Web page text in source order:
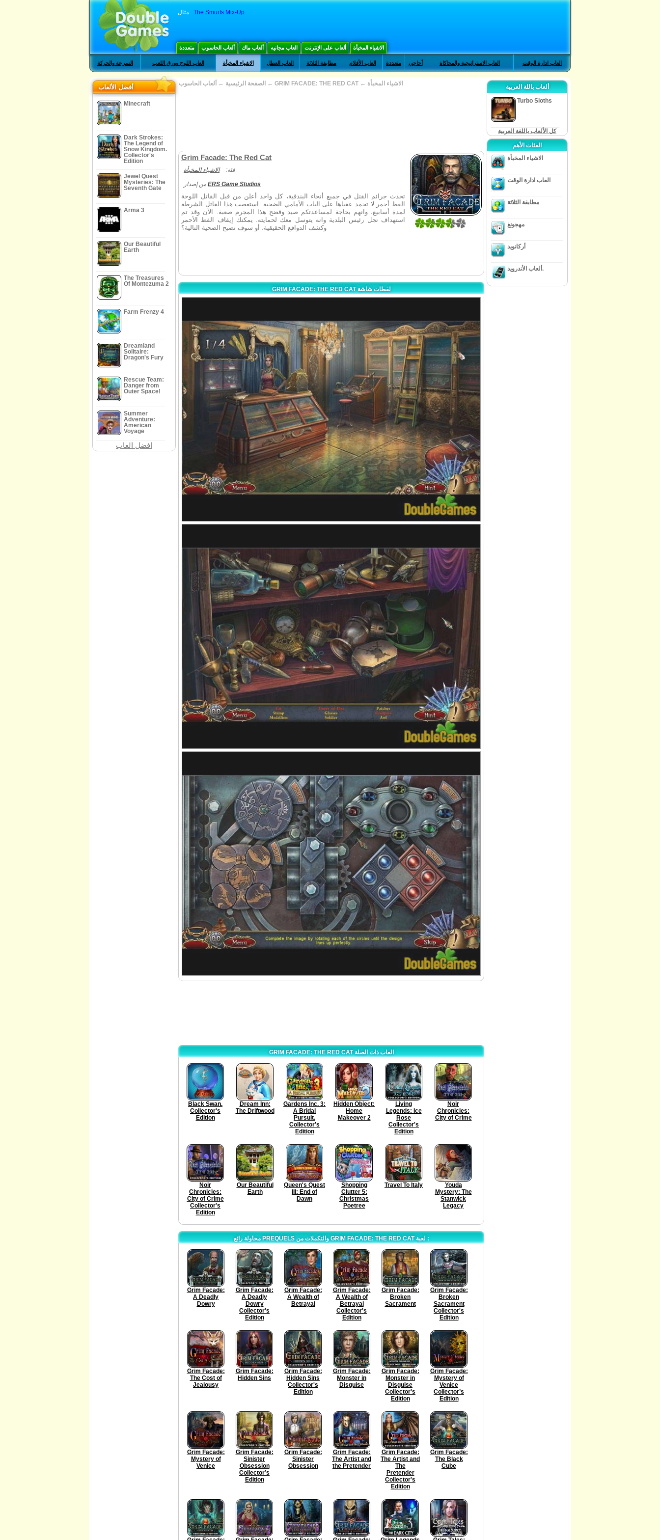
مثال: The Smurfs Mix-Up
متعددة ألعاب الحاسوب ألعاب ماك العاب مجانيه ألعاب على الإنترنت الاشياء المخبأة
السرعة والحركة العاب اللوح وورق اللعب الاشياء المخبأة العاب العطل مطابقة الثلاثة العاب الأفلام متعددة أحاجي العاب الاستراتيجية والمحاكاة العاب ادارة الوقت
أفضل الألعاب
Minecraft
Dark Strokes:
The Legend of
Snow Kingdom.
Collector's
Edition
Jewel Quest
Mysteries: The
Seventh Gate
Arma 3
Our Beautiful
Earth
The Treasures
Of Montezuma 2
Farm Frenzy 4
Dreamland
Solitaire:
Dragon's Fury
Rescue Team:
Danger from
Outer Space!
Summer
Adventure:
American
Voyage
افضل العاب
الصفحة الرئيسية ← ألعاب الحاسوب ← GRIM FACADE: THE RED CAT ← الاشياء المخبأة
5
Grim Facade: The Red Cat
فئة: الاشياء المخبأة
ERS Game Studios
تحدث جرائم القتل في جميع أنحاء البندقية، كل واحد أعلن من قبل القاتل اللوحة
القط أحمر لا تحمد عقباها على الباب الأمامي الضحية. استعصت هذا القاتل الشرطة
لمدة أسابيع، وانهم بحاجة لمساعدتكم صيد وفضح هذا المجرم صعبة. الآن وقد تم
استهداف نجل رئيس البلدية وانه يتوسل معك لحمايته. يمكنك إيقاف القط الأحمر
وكشف الدوافع الحقيقية، أو سوف تصبح الضحية التالية؟
GRIM FACADE: THE RED CAT لقطات شاشة
GRIM FACADE: THE RED CAT العاب ذات الصلة
Black Swan.
Collector's
Edition
Dream Inn:
The Driftwood
Gardens Inc. 3:
A Bridal
Pursuit.
Collector's
Edition
Hidden Object:
Home
Makeover 2
Living
Legends: Ice
Rose
Collector's
Edition
Noir
Chronicles:
City of Crime
Noir
Chronicles:
City of Crime
Collector's
Edition
Our Beautiful
Earth
Queen's Quest
III: End of
Dawn
Shopping
Clutter 5:
Christmas
Poetree
Travel To Italy
Youda
Mystery: The
Stanwick
Legacy
محاولة رائع PREQUELS والتكملات من GRIM FACADE: THE RED CAT لعبة :
Grim Facade:
A Deadly
Dowry
Grim Facade:
A Deadly
Dowry
Collector's
Edition
Grim Facade:
A Wealth of
Betrayal
Grim Facade:
A Wealth of
Betrayal
Collector's
Edition
Grim Facade:
Broken
Sacrament
Grim Facade:
Broken
Sacrament
Collector's
Edition
Grim Facade:
The Cost of
Jealousy
Grim Facade:
Hidden Sins
Grim Facade:
Hidden Sins
Collector's
Edition
Grim Facade:
Monster in
Disguise
Grim Facade:
Monster in
Disguise
Collector's
Edition
Grim Facade:
Mystery of
Venice
Collector’s
Edition
Grim Facade:
Mystery of
Venice
Grim Facade:
Sinister
Obsession
Collector’s
Edition
Grim Facade:
Sinister
Obsession
Grim Facade:
The Artist and
the Pretender
Grim Facade:
The Artist and
The
Pretender
Collector's
Edition
Grim Facade:
The Black
Cube
ألعاب باللة العربية
Turbo Sloths
كل الألعاب باللغة العربية
الفئات الأهم
الاشياء المخبأة
العاب ادارة الوقت
مطابقة الثلاثة
مهجونغ
أركانويد
ألعاب الأندرويد.